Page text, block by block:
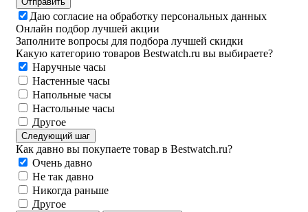
Даю согласие на обработку персональных данных
Онлайн подбор лучшей акции
Заполните вопросы для подбора лучшей скидки
Какую категорию товаров Bestwatch.ru вы выбираете?
Наручные часы
Настенные часы
Напольные часы
Настольные часы
Другое
Следующий шаг
Как давно вы покупаете товар в Bestwatch.ru?
Очень давно
Не так давно
Никогда раньше
Другое